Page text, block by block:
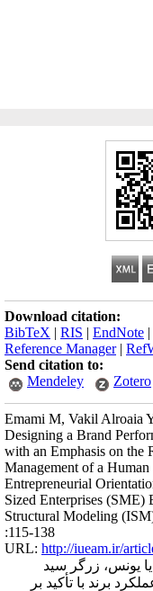
Download citation:
BibTeX | RIS | EndNote |
Reference Manager|
Send citation to:
Mendeley
Zotero
Emami M, Vakil Alroaia
Designing a Brand
with an Emphasis on the
Management of a Human
Entrepreneurial
Sized Enterprises (SME)
Structural Modeling
:115-138
URL: http://iueam.ir/
یونس، زرگر سید
برند با تأکید بر